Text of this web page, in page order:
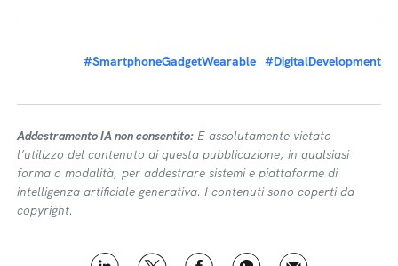
#SmartphoneGadgetWearable #DigitalDevelopment
Addestramento IA non consentito: É assolutamente vietato
l’utilizzo del contenuto di questa pubblicazione, in qualsiasi
forma o modalità, per addestrare sistemi e piattaforme di
intelligenza artificiale generativa. I contenuti sono coperti da
copyright.